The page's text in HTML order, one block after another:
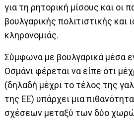
για τη ρητορική μίσους και οι
βουλγαρικής πολιτιστικής και
κληρονομιάς.
Σύμφωνα με βουλγαρικά μέσα
Οσμάνι φέρεται να είπε ότι
(δηλαδή μέχρι το τέλος της
της ΕΕ) υπάρχει μια
σχέσεων μεταξύ των δύο